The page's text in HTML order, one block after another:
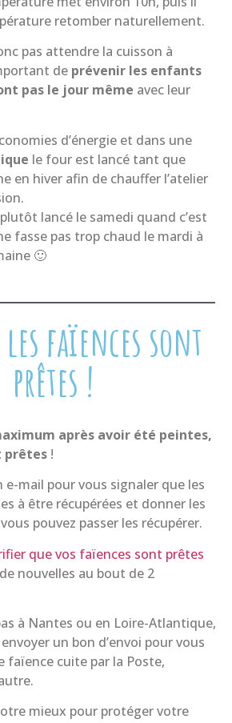
retomber naturellement.
pas attendre la cuisson à
de prévenir les enfants
pas le jour même avec leur
d’énergie et dans une
le four est lancé tant que
en hiver afin de chauffer l’atelier
lancé le samedi quand c’est
fasse pas trop chaud le mardi à
🙂
les faïences sont
prêtes !
après avoir été peintes,
prêtes !
e-mail pour vous signaler que les
à être récupérées et donner les
pouvez passer les récupérer.
que vos faïences sont prêtes
nouvelles au bout de 2
à Nantes ou en Loire-Atlantique,
un bon d’envoi pour vous
faïence cuite par la Poste,
mieux pour protéger votre